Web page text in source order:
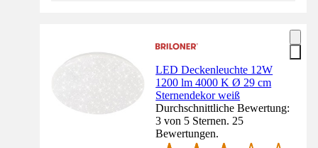
LED Deckenleuchte 12W
1200 lm 4000 K Ø 29 cm
Sternendekor weiß
Durchschnittliche Bewertung:
3 von 5 Sternen. 25
Bewertungen.